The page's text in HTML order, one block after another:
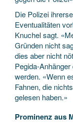
Die Polizei
Eventualitäten
Knuchel sagt.
Gründen nicht
dies aber nicht
Pegida-
werden. «Wenn
Fahnen, die
gelesen haben.»
Prominenz aus